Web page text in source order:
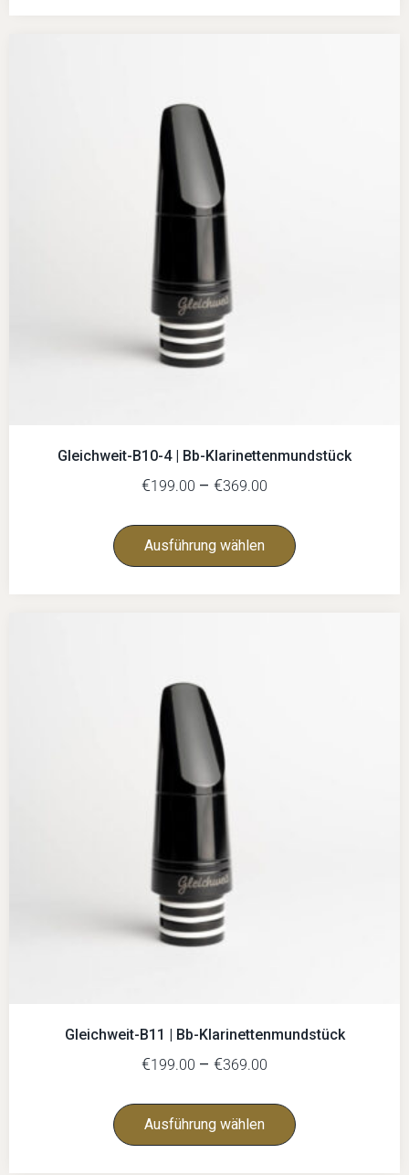
Gleichweit-B10-4 | Bb-Klarinettenmundstück
€199.00 – €369.00
Ausführung wählen
Gleichweit-B11 | Bb-Klarinettenmundstück
€199.00 – €369.00
Ausführung wählen